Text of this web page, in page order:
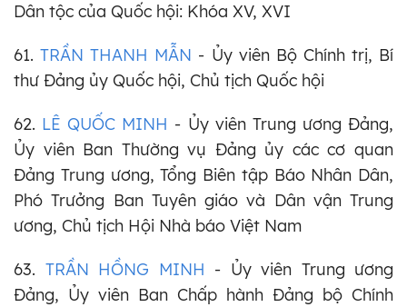
Dân tộc của Quốc hội: Khóa XV, XVI
61.TRẦN THANH MẪN - Ủy viên Bộ Chính trị, Bí
thư Đảng ủy Quốc hội, Chủ tịch Quốc hội
62. LÊ QUỐC MINH - Ủy viên Trung ương Đảng,
Ủy viên Ban Thường vụ Đảng ủy các cơ quan
Đảng Trung ương, Tổng Biên tập Báo Nhân Dân,
Phó Trưởng Ban Tuyên giáo và Dân vận Trung
ương, Chủ tịch Hội Nhà báo Việt Nam
63. TRẦN HỒNG MINH - Ủy viên Trung ương
Đảng, Ủy viên Ban Chấp hành Đảng bộ Chính